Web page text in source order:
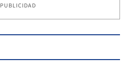
PUBLICIDAD